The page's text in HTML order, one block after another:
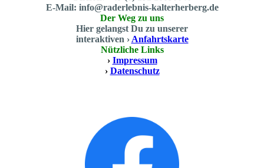
E-Mail: info@raderlebnis-kalterherberg.de
Der Weg zu uns
Hier gelangst Du zu unserer
interaktiven › Anfahrtskarte
Nützliche Links
› Impressum
› Datenschutz